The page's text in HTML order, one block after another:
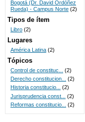
Bogotá (Dr. David Ordóñez
Rueda) - Campus Norte (2)
Tipos de ítem
Libro (2)
Lugares
América Latina (2)
Tópicos
Control de constituc...
(2)
Derecho constitucion...
(2)
Historia constitucio... (2)
Jurisprudencia const...
(2)
Reformas constitucio...
(2)